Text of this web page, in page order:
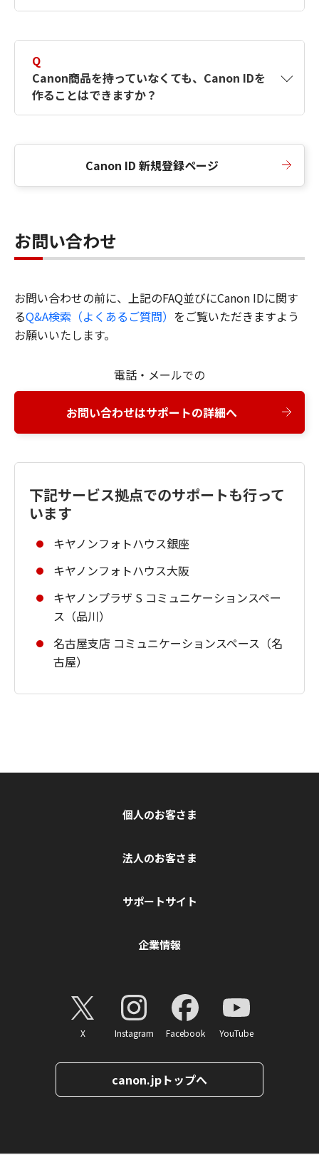
Canon IDの登録フォームを入力します。
Q
Canon商品を持っていなくても、Canon IDを
作ることはできますか？
Canon ID 新規登録ページ
お問い合わせ
お問い合わせの前に、上記のFAQ並びにCanon IDに関す
るQ&A検索（よくあるご質問） をご覧いただきますよう
お願いいたします。
電話・メールでの
お問い合わせはサポートの詳細へ
下記サービス拠点でのサポートも行って
います
キヤノンフォトハウス銀座
キヤノンフォトハウス大阪
キヤノンプラザ S コミュニケーションスペー
ス（品川）
名古屋支店 コミュニケーションスペース（名
古屋）
個人のお客さま
法人のお客さま
サポートサイト
企業情報
X Instagram Facebook YouTube
canon.jpトップへ